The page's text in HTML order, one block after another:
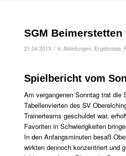
SGM
21.04.2013 / in Abteilungen, Ergebnisse,
Spielbericht vom
Am vergangenen Sonntag trat die
Tabellenvierten des SV
Trainerteams geschuldet war,
Favoriten in Schwierigkeiten
In den Anfangsminuten besaß
wirkten dennoch konzentriert und